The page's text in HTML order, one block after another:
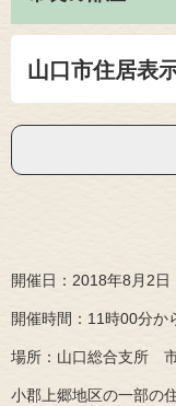
山口市住居表
開催日：2018年8月2日
開催時間：11時00分か
場所：山口総合支所
小郡上郷地区の一部の